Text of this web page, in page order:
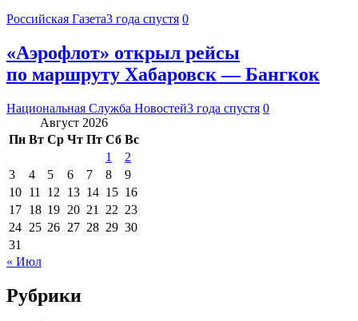
Российская Газета3 года спустя 0
«Аэрофлот» открыл рейсы
по маршруту Хабаровск — Бангкок
Национальная Служба Новостей3 года спустя 0
Август 2026
Пн Вт Ср Чт Пт Сб Вс
1
2
3
4 5 6 7 8
9
10 11 12 13 14 15 16
17 18 19 20 21 22 23
24 25 26 27 28 29 30
31
« Июл
Рубрики